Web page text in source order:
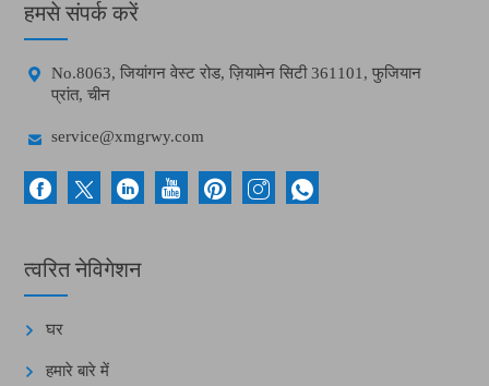
हमसे संपर्क करें

No.8063, जियांगन वेस्ट रोड, ज़ियामेन सिटी 361101, फुजियान
प्रांत, चीन
 service@xmgrwy.com
त्वरित नेविगेशन
घर
हमारे बारे में